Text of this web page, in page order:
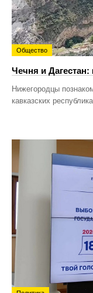
Общество
Чечня и
Нижегородцы
кавказских